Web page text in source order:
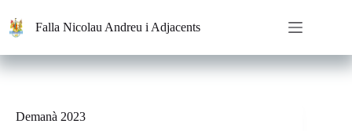
contenido
Falla Nicolau Andreu i Adjacents
Demanà 2023